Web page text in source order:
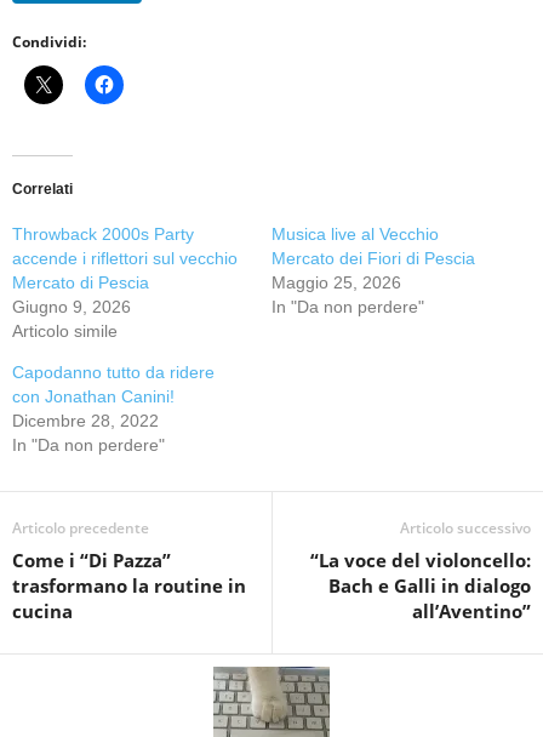
Condividi:
Correlati
Throwback 2000s Party
accende i riflettori sul vecchio
Mercato di Pescia
Giugno 9, 2026
Articolo simile
Musica live al Vecchio
Mercato dei Fiori di Pescia
Maggio 25, 2026
In "Da non perdere"
Capodanno tutto da ridere
con Jonathan Canini!
Dicembre 28, 2022
In "Da non perdere"
Articolo precedente
Come i “Di Pazza”
trasformano la routine in
cucina
Articolo successivo
“La voce del violoncello:
Bach e Galli in dialogo
all’Aventino”